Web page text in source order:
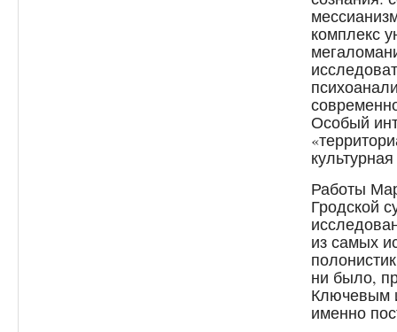
комплекс
Особый
Работы
Гродской
из самых
ни было,
Ключевым
именно